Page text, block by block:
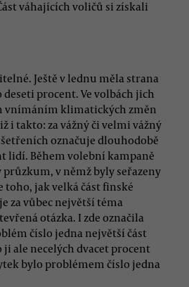
váhajících voličů si získali
Ještě v lednu měla strana
procent. Ve volbách jich
vnímáním klimatických změn
i takto: za vážný či velmi vážný
označuje dlouhodobě
lidí. Během volební kampaně
průzkum, v němž byly seřazeny
jak velká část finské
za vůbec největší téma
otázka. I zde označila
číslo jedna největší část
ale necelých dvacet procent
bylo problémem číslo jedna